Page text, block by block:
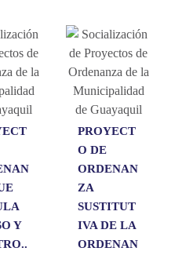
Y
PROYECT
O DE
ORDENAN
ZA
SUSTITUT
IVA DE LA
ORDENAN